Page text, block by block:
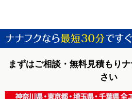
まずはご相談・無料見積もり
さい